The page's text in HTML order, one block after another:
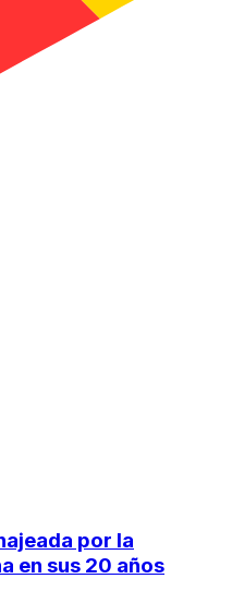
por la
en sus 20 años